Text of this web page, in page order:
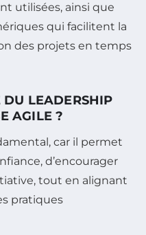
utilisées, ainsi que
qui facilitent la
des projets en temps
DU LEADERSHIP
AGILE ?
car il permet
d’encourager
tout en alignant
pratiques